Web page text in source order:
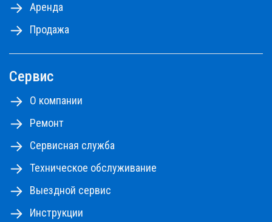
подъемники - до 48м.
ПРАЙС-ЛИСТ НА РЕМОНТНЫЕ РАБОТЫ
Аренда
Продажа
Сервис
О компании
Ремонт
Сервисная служба
Техническое обслуживание
Выездной сервис
Инструкции